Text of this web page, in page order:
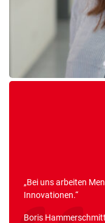
„Bei uns arbeiten
Innovationen.“
Boris Hammerschmitt